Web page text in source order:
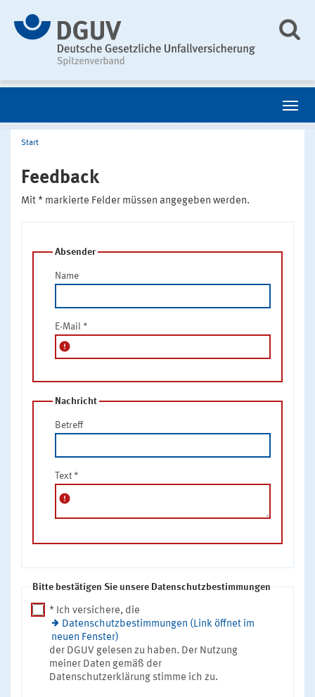
Start
Feedback
Mit * markierte Felder müssen angegeben werden.
Absender
Name
E-Mail *
error
Nachricht
Betreff
Text *
error
Bitte bestätigen Sie unsere Datenschutzbestimmungen
* Ich versichere, die
Datenschutzbestimmungen (Link öffnet im
neuen Fenster)
der DGUV gelesen zu haben. Der Nutzung
meiner Daten gemäß der
Datenschutzerklärung stimme ich zu.